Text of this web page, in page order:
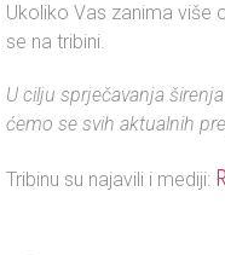
Ukoliko Vas zanima više
se na tribini.
U cilju sprječavanja
ćemo se svih aktualnih
Tribinu su najavili i mediji: